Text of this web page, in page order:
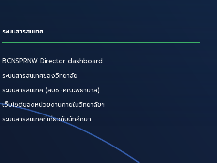
ระบบสารสนเทศ
BCNSPRNW Director dashboard
ระบบสารสนเทศของวิทยาลัย
ระบบสารสนเทศ (สบช.-คณะพยาบาล)
เว็บไซต์ของหน่วยงานภายในวิทยาลัยฯ
ระบบสารสนเทศที่เกี่ยวกับนักศึกษา